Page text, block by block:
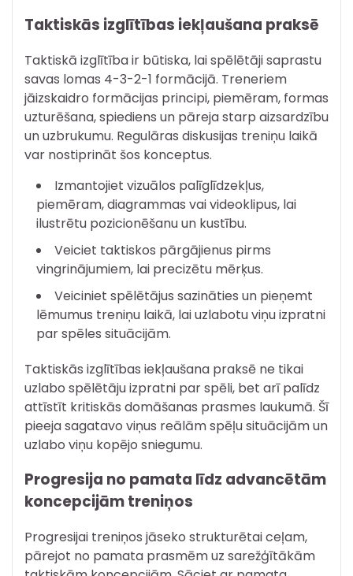
Taktiskās izglītības iekļaušana praksē
Taktiskā izglītība ir būtiska, lai spēlētāji saprastu
savas lomas 4-3-2-1 formācijā. Treneriem
jāizskaidro formācijas principi, piemēram, formas
uzturēšana, spiediens un pāreja starp aizsardzību
un uzbrukumu. Regulāras diskusijas treniņu laikā
var nostiprināt šos konceptus.
Izmantojiet vizuālos palīglīdzekļus,
piemēram, diagrammas vai videoklipus, lai
ilustrētu pozicionēšanu un kustību.
Veiciet taktiskos pārgājienus pirms
vingrinājumiem, lai precizētu mērķus.
Veiciniet spēlētājus sazināties un pieņemt
lēmumus treniņu laikā, lai uzlabotu viņu izpratni
par spēles situācijām.
Taktiskās izglītības iekļaušana praksē ne tikai
uzlabo spēlētāju izpratni par spēli, bet arī palīdz
attīstīt kritiskās domāšanas prasmes laukumā. Šī
pieeja sagatavo viņus reālām spēļu situācijām un
uzlabo viņu kopējo sniegumu.
Progresija no pamata līdz advancētām
koncepcijām treniņos
Progresijai treniņos jāseko strukturētai ceļam,
pārejot no pamata prasmēm uz sarežģītākām